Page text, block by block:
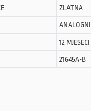
ZLATNA
ANALOGNI
12 MJESECI
21645A-B